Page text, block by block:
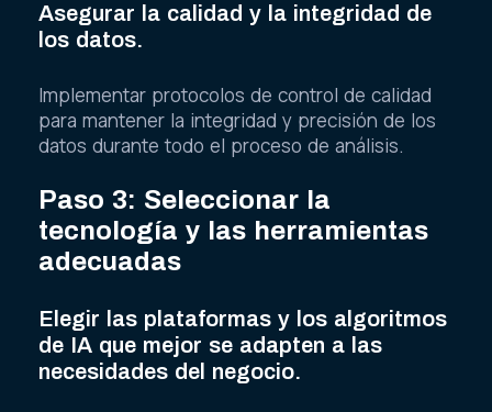
Asegurar la calidad y la integridad de
los datos.
Implementar protocolos de control de calidad
para mantener la integridad y precisión de los
datos durante todo el proceso de análisis.
Paso 3: Seleccionar la
tecnología y las herramientas
adecuadas
Elegir las plataformas y los algoritmos
de IA que mejor se adapten a las
necesidades del negocio.